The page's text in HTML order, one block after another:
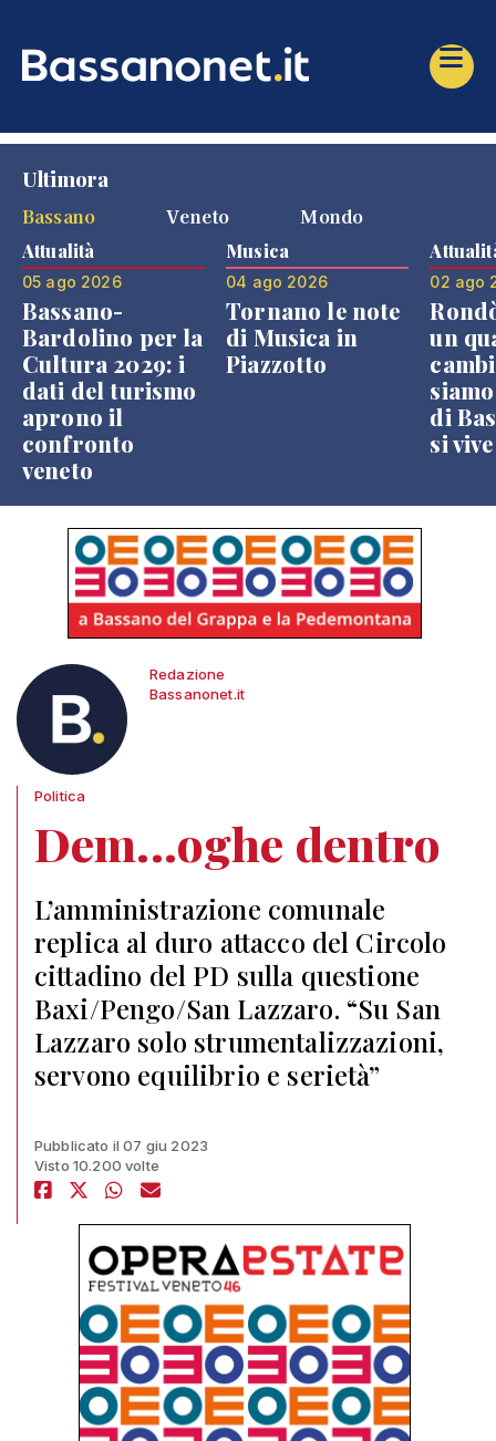
Ultimora
Bassano
Veneto Mondo
Attualità
05 ago 2026
Bassano-
Bardolino per la
Cultura 2029: i
dati del turismo
aprono il
confronto
veneto
Musica
04 ago 2026
Tornano le note
di Musica in
Piazzotto
02 ago
un
di
si
Redazione
Bassanonet.it
Politica
Dem...oghe dentro
L’amministrazione comunale
replica al duro attacco del Circolo
cittadino del PD sulla questione
Baxi/Pengo/San Lazzaro. “Su San
Lazzaro solo strumentalizzazioni,
servono equilibrio e serietà”
Pubblicato il 07 giu 2023
Visto 10.200 volte